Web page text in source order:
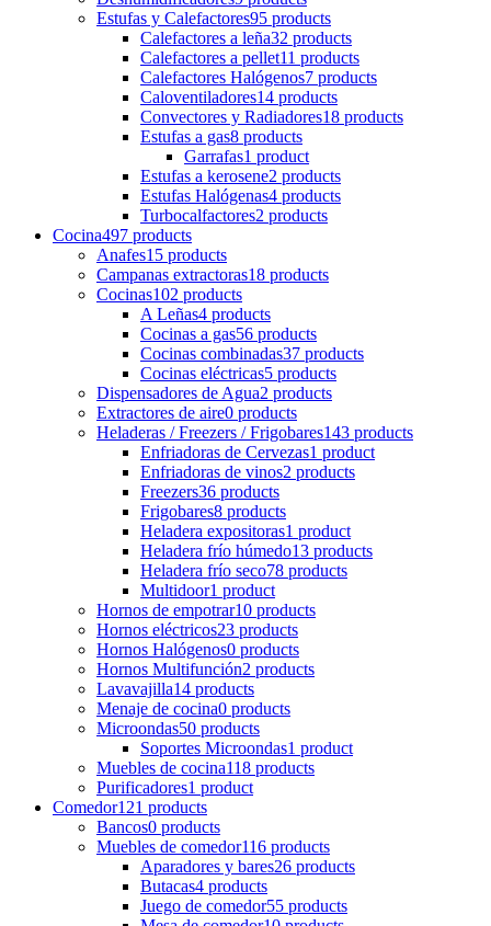
Estufas y Calefactores95 products
Calefactores a leña32 products
Calefactores a pellet11 products
Calefactores Halógenos7 products
Caloventiladores14 products
Convectores y Radiadores18 products
Estufas a gas8 products
Garrafas1 product
Estufas a kerosene2 products
Estufas Halógenas4 products
Turbocalfactores2 products
Cocina497 products
Anafes15 products
Campanas extractoras18 products
Cocinas102 products
A Leñas4 products
Cocinas a gas56 products
Cocinas combinadas37 products
Cocinas eléctricas5 products
Dispensadores de Agua2 products
Extractores de aire0 products
Heladeras / Freezers / Frigobares143 products
Enfriadoras de Cervezas1 product
Enfriadoras de vinos2 products
Freezers36 products
Frigobares8 products
Heladera expositoras1 product
Heladera frío húmedo13 products
Heladera frío seco78 products
Multidoor1 product
Hornos de empotrar10 products
Hornos eléctricos23 products
Hornos Halógenos0 products
Hornos Multifunción2 products
Lavavajilla14 products
Menaje de cocina0 products
Microondas50 products
Soportes Microondas1 product
Muebles de cocina118 products
Purificadores1 product
Comedor121 products
Bancos0 products
Muebles de comedor116 products
Aparadores y bares26 products
Butacas4 products
Juego de comedor55 products